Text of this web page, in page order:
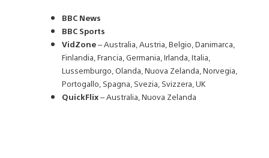
BBC News
BBC Sports
VidZone– Australia, Austria, Belgio, Danimarca,
Finlandia, Francia, Germania, Irlanda, Italia,
Lussemburgo, Olanda, Nuova Zelanda, Norvegia,
Portogallo, Spagna, Svezia, Svizzera, UK
QuickFlix– Australia, Nuova Zelanda